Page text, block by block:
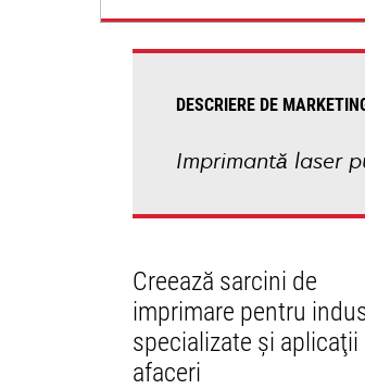
DESCRIERE DE
Imprimantă laser
Creează sarcini de
imprimare pentru
specializate şi aplicaţii
afaceri